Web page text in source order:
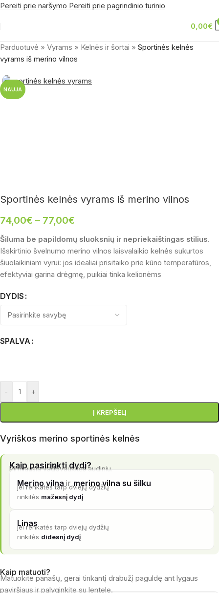
Pereiti prie naršymo Pereiti prie pagrindinio turinio
0,00€
Parduotuvė » Vyrams » Kelnės ir šortai » Sportinės kelnės
vyrams iš merino vilnos
NAUJA
Sportinės kelnės vyrams iš merino vilnos
74,00€ – 77,00€
Šiluma be papildomų sluoksnių ir nepriekaištingas stilius.
Išskirtinio švelnumo merino vilnos laisvalaikio kelnės sukurtos
šiuolaikiniam vyrui: jos idealiai prisitaiko prie kūno temperatūros,
efektyviai garina drėgmę, puikiai tinka kelionėms
DYDIS
SPALVA
- +
Į KREPŠELĮ
Vyriškos merino sportinės kelnės
Kaip pasirinkti dydį?
Pirmiausia vadovaukitės audiniu.
Merino vilna irmerino vilna su šilku
jei renkatės tarp dviejų dydžių
rinkitės mažesnį dydį
Linas
jei renkatės tarp dviejų dydžių
rinkitės didesnį dydį
Kaip matuoti?
Matuokite panašų, gerai tinkantį drabužį paguldę ant lygaus
paviršiaus ir palyginkite su lentele.